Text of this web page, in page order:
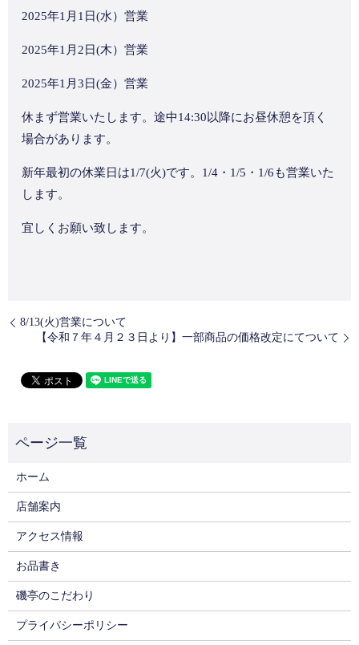
2025年1月1日(水）営業
2025年1月2日(木）営業
2025年1月3日(金）営業
休まず営業いたします。途中14:30以降にお昼休憩を頂く
場合があります。
新年最初の休業日は1/7(火)です。1/4・1/5・1/6も営業いた
します。
宜しくお願い致します。
8/13(火)営業について
【令和７年４月２３日より】一部商品の価格改定にてついて
ホーム
店舗案内
アクセス情報
お品書き
磯亭のこだわり
プライバシーポリシー